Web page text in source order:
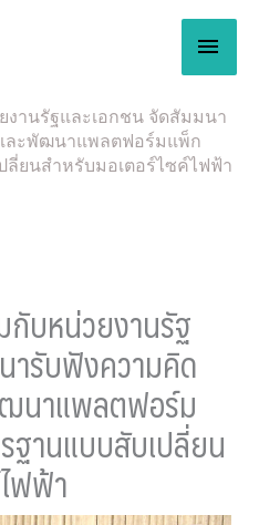
งานรัฐและเอกชน จัดสัมมนา
ละพัฒนาแพลตฟอร์มแพ็ก
ลี่ยนสำหรับมอเตอร์ไซค์ไฟฟ้า
กับหน่วยงานรัฐ
ารับฟังความคิด
นาแพลตฟอร์ม
ฐานแบบสับเปลี่ยน
ฟฟ้า